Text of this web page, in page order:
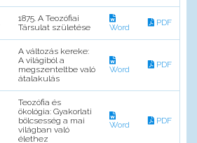
1875. A Teozófiai
Társulat születése
Word PDF
A változás kereke:
A világiból a
megszenteltbe való
átalakulás
Word PDF
Teozófia és
ökológia: Gyakorlati
bölcsesség a mai
világban való
élethez
Word PDF